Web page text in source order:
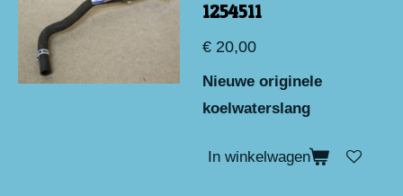
1254511
€ 20,00
Nieuwe originele
koelwaterslang
In winkelwagen